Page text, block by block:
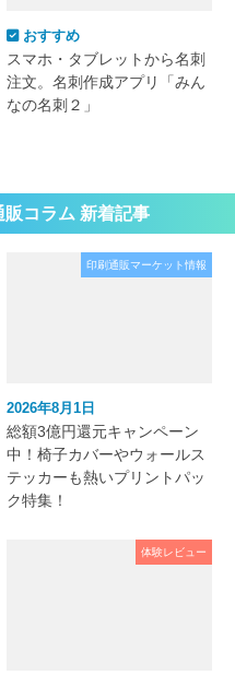
おすすめ
スマホ・タブレットから名刺
注文。名刺作成アプリ「みん
なの名刺２」
コラム 新着記事
印刷通販マーケット情報
2026年8月1日
総額3億円還元キャンペーン
中！椅子カバーやウォールス
テッカーも熱いプリントパッ
ク特集！
体験レビュー